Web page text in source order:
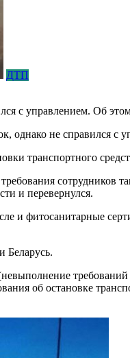
ДТП
с управлением. Об
однако не справился с
транспортного
сотрудников
и перевернулся.
и фитосанитарные
Беларусь.
требований
об остановке